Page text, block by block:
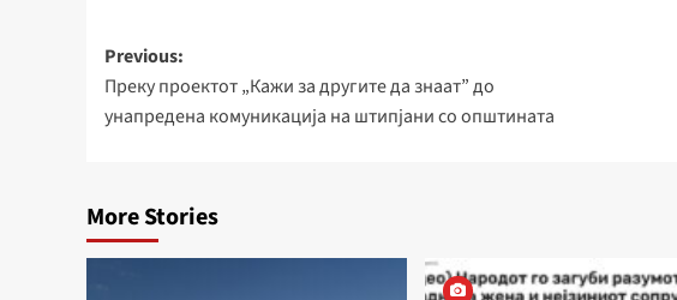
Post
navigation
Previous:
Преку проектот „Кажи за другите да знаат” до
унапредена комуникација на штипјани со општината
More Stories